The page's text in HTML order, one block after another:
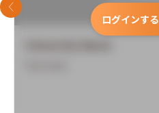
ログインする
前のスライド